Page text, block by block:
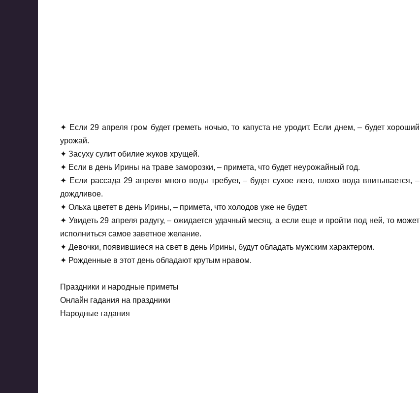
✦ Если 29 апреля гром будет греметь ночью, то капуста не уродит. Если днем, – будет хороший
урожай.
✦ Засуху сулит обилие жуков хрущей.
✦ Если в день Ирины на траве заморозки, – примета, что будет неурожайный год.
✦ Если рассада 29 апреля много воды требует, – будет сухое лето, плохо вода впитывается, –
дождливое.
✦ Ольха цветет в день Ирины, – примета, что холодов уже не будет.
✦ Увидеть 29 апреля радугу, – ожидается удачный месяц, а если еще и пройти под ней, то может
исполниться самое заветное желание.
✦ Девочки, появившиеся на свет в день Ирины, будут обладать мужским характером.
✦ Рожденные в этот день обладают крутым нравом.
Праздники и народные приметы
Онлайн гадания на праздники
Народные гадания